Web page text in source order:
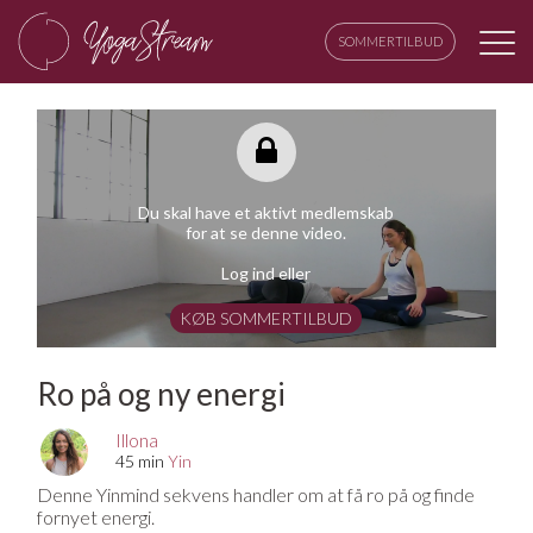
SOMMERTILBUD
Du skal have et aktivt medlemskab
for at se denne video.
Log ind eller
KØB SOMMERTILBUD
Ro på og ny energi
Illona
45 minYin
Denne Yinmind sekvens handler om at få ro på og finde
fornyet energi.